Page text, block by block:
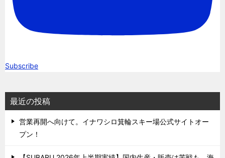
Subscribe
最近の投稿
営業再開へ向けて。イナワシロ箕輪スキー場公式サイトオー
プン！